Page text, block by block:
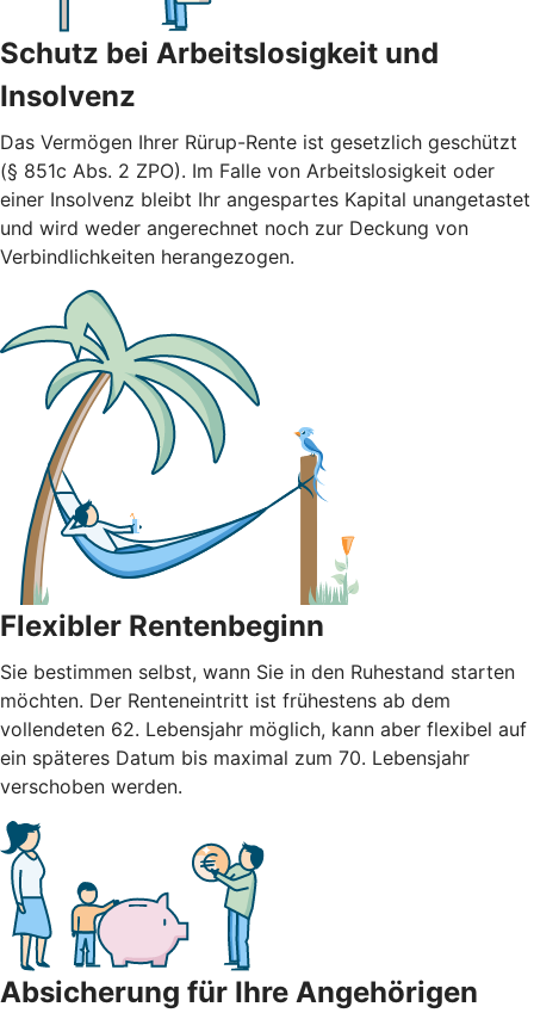
Schutz bei Arbeitslosigkeit und
Insolvenz
Das Vermögen Ihrer Rürup-Rente ist gesetzlich geschützt
(§ 851c Abs. 2 ZPO). Im Falle von Arbeitslosigkeit oder
einer Insolvenz bleibt Ihr angespartes Kapital unangetastet
und wird weder angerechnet noch zur Deckung von
Verbindlichkeiten herangezogen.
Flexibler Rentenbeginn
Sie bestimmen selbst, wann Sie in den Ruhestand starten
möchten. Der Renteneintritt ist frühestens ab dem
vollendeten 62. Lebensjahr möglich, kann aber flexibel auf
ein späteres Datum bis maximal zum 70. Lebensjahr
verschoben werden.
Absicherung für Ihre Angehörigen